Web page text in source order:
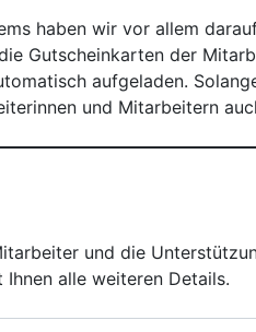
haben wir vor allem
Gutscheinkarten der
aufgeladen.
und Mitarbeitern
und die
alle weiteren Details.